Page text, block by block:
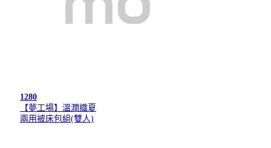
1280
【夢工場】溫潤織夏
兩用被床包組(雙人)